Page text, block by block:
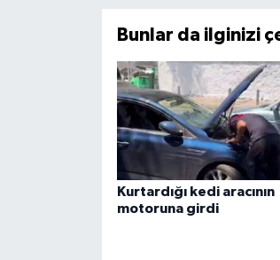
Bunlar da ilginizi
Kurtardığı kedi aracının
motoruna girdi